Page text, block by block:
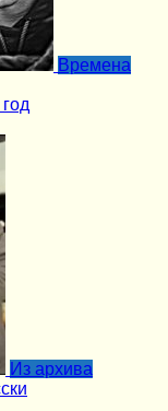
Времена
Из архива